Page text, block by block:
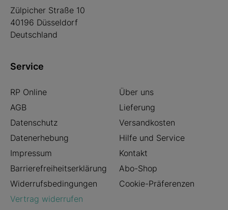
Zülpicher Straße 10
40196 Düsseldorf
Deutschland
Service
RP Online
Über uns
AGB
Lieferung
Datenschutz
Versandkosten
Datenerhebung
Hilfe und Service
Impressum
Kontakt
Barrierefreiheitserklärung
Abo-Shop
Widerrufsbedingungen
Cookie-Präferenzen
Vertrag widerrufen